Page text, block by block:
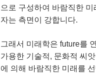
으로 구성하여 바람직한
자는 측면이 강합니다.
그래서 미래학은 future를
가용한 기술적, 문화적 씨
에 의해 바람직한 미래를